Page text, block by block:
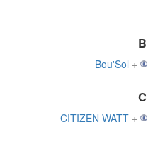
B
Bou'Sol +
C
CITIZEN WATT +